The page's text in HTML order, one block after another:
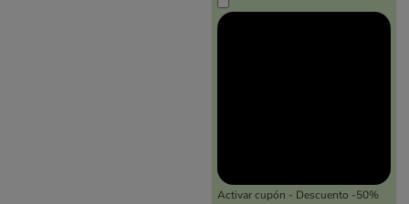
Activar cupón - Descuento -50%